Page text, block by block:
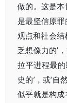
做的。这是
是最坚信原
观点和社会结
乏想像力的’
拉平进程最的
史的’，或‘自
似乎就是构成